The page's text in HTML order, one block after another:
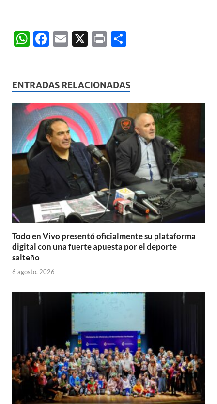
W
s
A
p
p
F
b
o
o
k
E
X
P
p
ar
ti
r
ENTRADAS RELACIONADAS
Todo en Vivo presentó oficialmente su plataforma
digital con una fuerte apuesta por el deporte
salteño
6 agosto, 2026